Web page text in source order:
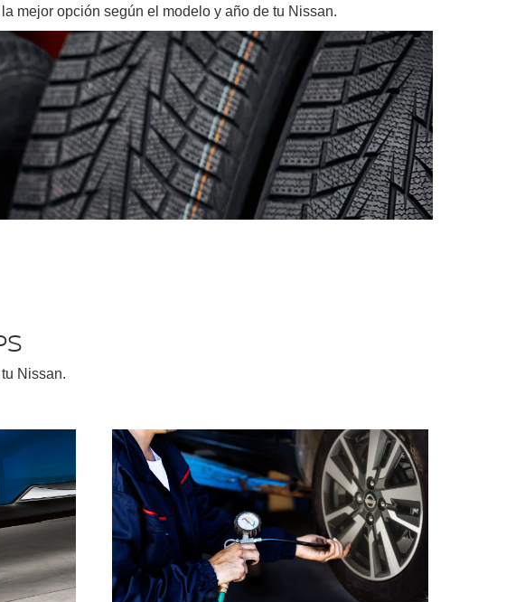
mejor opción según el modelo y año de tu Nissan.
Nissan.